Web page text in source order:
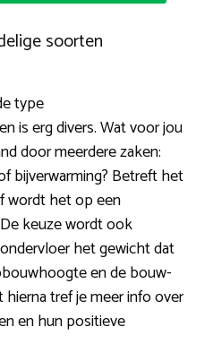
soorten
type
is erg divers. Wat voor jou
door meerdere zaken:
bijverwarming? Betreft het
wordt het op een
keuze wordt ook
het gewicht dat
en de bouw-
tref je meer info over
en hun positieve